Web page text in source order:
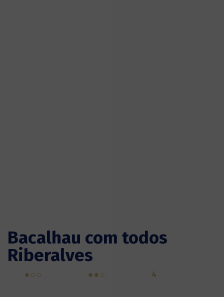
Bacalhau com todos
Riberalves
4